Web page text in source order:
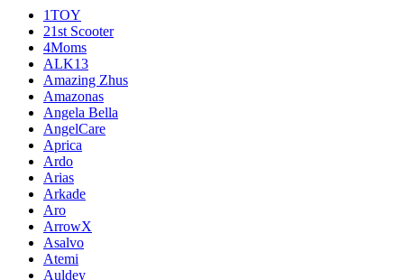
1TOY
21st Scooter
4Moms
ALK13
Amazing Zhus
Amazonas
Angela Bella
AngelCare
Aprica
Ardo
Arias
Arkade
Aro
ArrowX
Asalvo
Atemi
Auldey